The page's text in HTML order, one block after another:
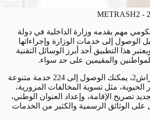
حكومي مهم يقدمه وزارة الداخلية في دولة
الوصول إلى خدمات الوزارة وإجراءاتها
هذا التطبيق أحد أبرز الوسائل التقنية
والمقيمين على حد سواء.
زمن خلال تطبيق مطراش2، يمكنك الوصول إلى 224 خدمة متنوعة
مثل تسوية المخالفات المرورية،
تصريح الإقامة، وإعداد العنوان الوطني،
على الوثائق الرسمية والكثير من الخدمات